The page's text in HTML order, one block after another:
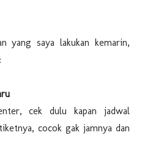
yang saya lakukan kemarin,
cek dulu kapan jadwal
cocok gak jamnya dan